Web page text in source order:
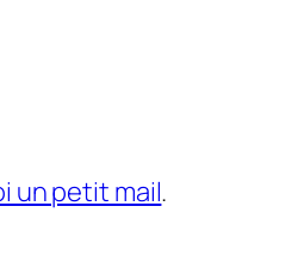
un petit mail.